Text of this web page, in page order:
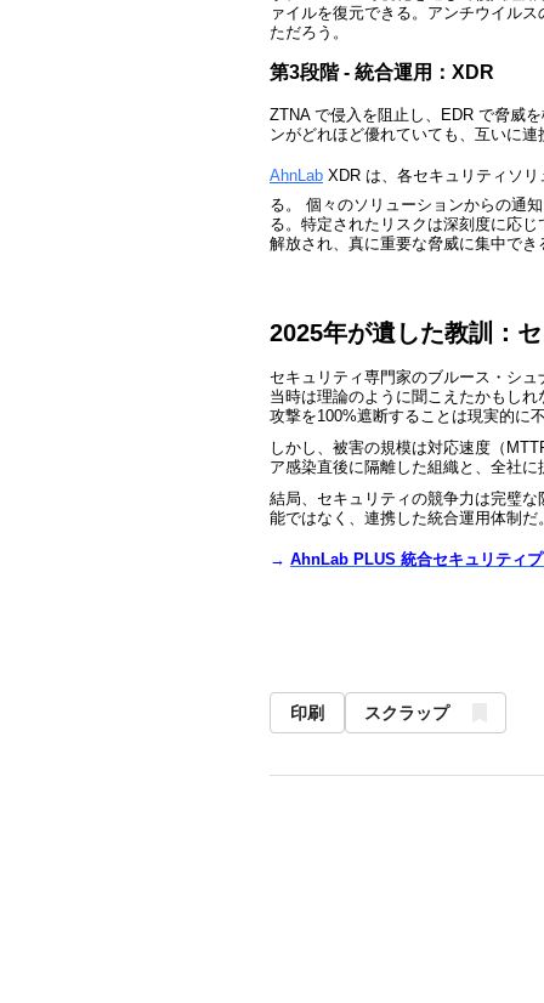
ァイルを復元できる。アンチウイル
ただろう。
第3段階- 統合運用： XDR
ZTNA で侵入を阻止し、EDR で脅威
ンがどれほど優れていても、互いに
AhnLab XDR は、各セキュリティソ
る。 個々のソリューションからの通
る。特定されたリスクは深刻度に応
解放され、真に重要な脅威に集中でき
2025年が遺した教訓：
セキュリティ専門家のブルース・シ
当時は理論のように聞こえたかもし
攻撃を100%遮断することは現実的に
しかし、被害の規模は対応速度（
ア感染直後に隔離した組織と、全社
結局、セキュリティの競争力は完璧
能ではなく、連携した統合運用体制
→ AhnLab PLUS 統合セキュリティ
印刷 スクラップ